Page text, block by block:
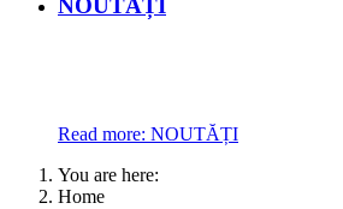
NOUTĂȚI
Read more: NOUTĂȚI
You are here:
Home